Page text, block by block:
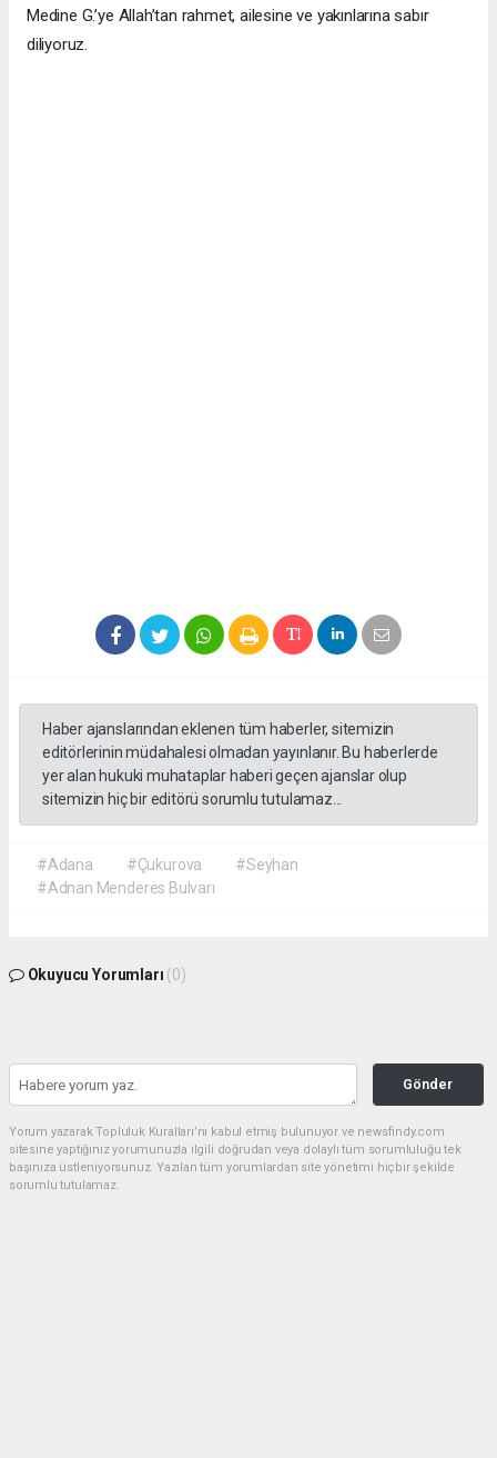
Medine G.’ye Allah’tan rahmet, ailesine ve yakınlarına sabır
diliyoruz.
Haber ajanslarından eklenen tüm haberler, sitemizin
editörlerinin müdahalesi olmadan yayınlanır. Bu haberlerde
yer alan hukuki muhataplar haberi geçen ajanslar olup
sitemizin hiç bir editörü sorumlu tutulamaz...
#Adana #Çukurova
#Seyhan
#Adnan Menderes Bulvarı
Okuyucu Yorumları (0)
Gönder
Yorum yazarak Topluluk Kuralları’nı kabul etmiş bulunuyor ve newsfindy.com
sitesine yaptığınız yorumunuzla ilgili doğrudan veya dolaylı tüm sorumluluğu tek
başınıza üstleniyorsunuz. Yazılan tüm yorumlardan site yönetimi hiçbir şekilde
sorumlu tutulamaz.